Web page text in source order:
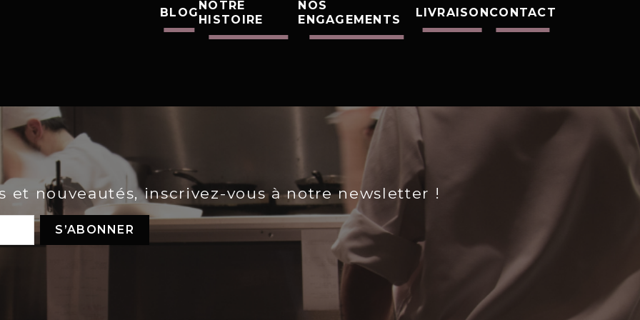
BLOG
NOTRE
HISTOIRE
NOS
ENGAGEMENTS
LIVRAISONCONTACT
et nouveautés, inscrivez-vous à notre newsletter !